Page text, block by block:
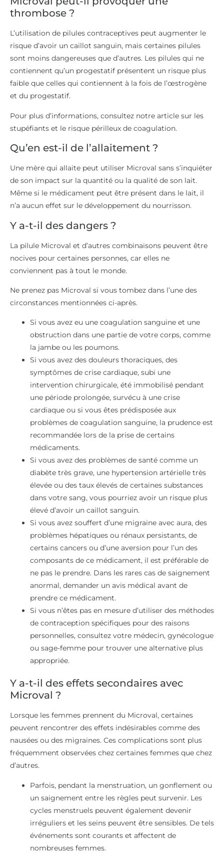
thrombose ?
L’utilisation de pilules contraceptives peut augmenter le
risque d’avoir un caillot sanguin, mais certaines pilules
sont moins dangereuses que d’autres. Les pilules qui ne
contiennent qu’un progestatif présentent un risque plus
faible que celles qui contiennent à la fois de l’œstrogène
et du progestatif.
Pour plus d’informations, consultez notre article sur les
stupéfiants et le risque périlleux de coagulation.
Qu’en est-il de l’allaitement ?
Une mère qui allaite peut utiliser Microval sans s’inquiéter
de son impact sur la quantité ou la qualité de son lait.
Même si le médicament peut être présent dans le lait, il
n’a aucun effet sur le développement du nourrisson.
Y a-t-il des dangers ?
La pilule Microval et d’autres combinaisons peuvent être
nocives pour certaines personnes, car elles ne
conviennent pas à tout le monde.
Ne prenez pas Microval si vous tombez dans l’une des
circonstances mentionnées ci-après.
Si vous avez eu une coagulation sanguine et une
obstruction dans une partie de votre corps, comme
la jambe ou les poumons.
Si vous avez des douleurs thoraciques, des
symptômes de crise cardiaque, subi une
intervention chirurgicale, été immobilisé pendant
une période prolongée, survécu à une crise
cardiaque ou si vous êtes prédisposée aux
problèmes de coagulation sanguine, la prudence est
recommandée lors de la prise de certains
médicaments.
Si vous avez des problèmes de santé comme un
diabète très grave, une hypertension artérielle très
élevée ou des taux élevés de certaines substances
dans votre sang, vous pourriez avoir un risque plus
élevé d’avoir un caillot sanguin.
Si vous avez souffert d’une migraine avec aura, des
problèmes hépatiques ou rénaux persistants, de
certains cancers ou d’une aversion pour l’un des
composants de ce médicament, il est préférable de
ne pas le prendre. Dans les rares cas de saignement
anormal, demander un avis médical avant de
prendre ce médicament.
Si vous n’êtes pas en mesure d’utiliser des méthodes
de contraception spécifiques pour des raisons
personnelles, consultez votre médecin, gynécologue
ou sage-femme pour trouver une alternative plus
appropriée.
Y a-t-il des effets secondaires avec
Microval ?
Lorsque les femmes prennent du Microval, certaines
peuvent rencontrer des effets indésirables comme des
nausées ou des migraines. Ces complications sont plus
fréquemment observées chez certaines femmes que chez
d’autres.
Parfois, pendant la menstruation, un gonflement ou
un saignement entre les règles peut survenir. Les
cycles menstruels peuvent également devenir
irréguliers et les seins peuvent être sensibles. De tels
événements sont courants et affectent de
nombreuses femmes.